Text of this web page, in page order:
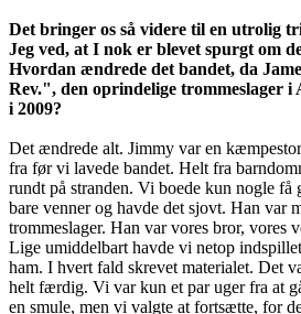
Det bringer os så videre til en utrolig
Jeg ved, at I nok er blevet spurgt om
Hvordan ændrede det bandet, da
Rev.", den oprindelige trommeslager i
i 2009?
Det ændrede alt. Jimmy var en
fra før vi lavede bandet. Helt fra
rundt på stranden. Vi boede kun nogle få
bare venner og havde det sjovt. Han var
trommeslager. Han var vores bror, vores
Lige umiddelbart havde vi netop
ham. I hvert fald skrevet materialet. Det
helt færdig. Vi var kun et par uger fra at
en smule, men vi valgte at fortsætte, for